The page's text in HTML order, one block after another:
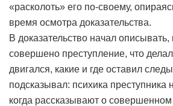
«расколоть» его по-своему,
время осмотра доказательства.
В доказательство начал описывать,
совершено преступление, что делал
двигался, какие и где оставил
подсказывал: психика преступника
когда рассказывают о